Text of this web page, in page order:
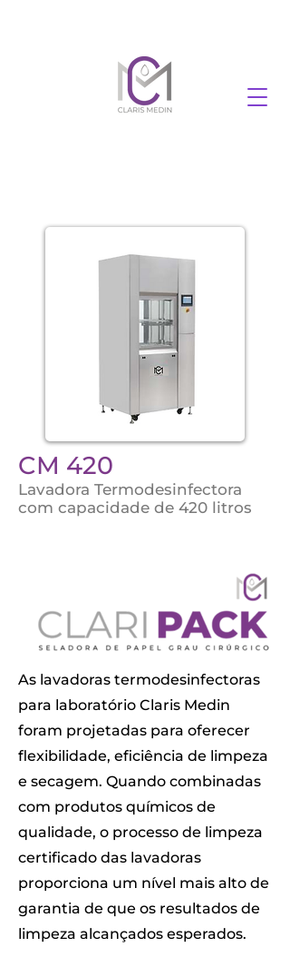
CM 420
Lavadora Termodesinfectora
com capacidade de 420 litros
As lavadoras termodesinfectoras
para laboratório Claris Medin
foram projetadas para oferecer
flexibilidade, eficiência de limpeza
e secagem. Quando combinadas
com produtos químicos de
qualidade, o processo de limpeza
certificado das lavadoras
proporciona um nível mais alto de
garantia de que os resultados de
limpeza alcançados esperados.